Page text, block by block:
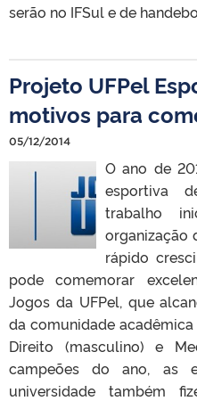
serão no IFSul e de
Projeto UFPel
motivos para
05/12/2014
O ano de
esportiva
trabalho
organização
rápido
pode comemorar
Jogos da UFPel, que
da comunidade
Direito (masculino) e
campeões do ano, as
universidade também